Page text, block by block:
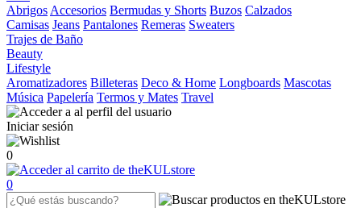
Abrigos Accesorios Bermudas y Shorts Buzos Calzados
Camisas Jeans Pantalones Remeras Sweaters
Trajes de Baño
Beauty
Lifestyle
Aromatizadores Billeteras Deco & Home Longboards Mascotas
Música Papelería Termos y Mates Travel
Iniciar sesión
0
0